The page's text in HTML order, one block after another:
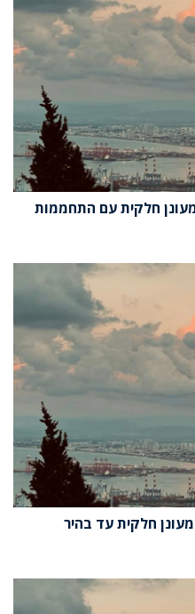
מזג האוויר(03/07/24): מעונן חלקית עם התחממות